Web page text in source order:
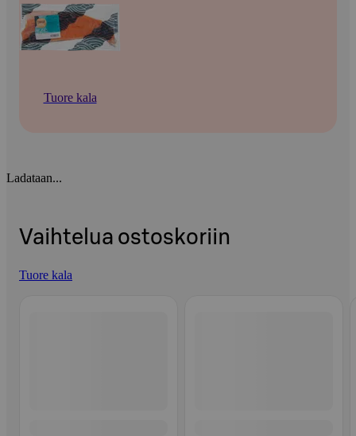
Tuore kala
Ladataan...
Vaihtelua ostoskoriin
Tuore kala